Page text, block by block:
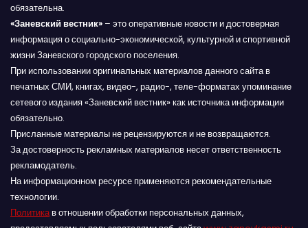
обязательна.
«Заневский вестник» – это оперативные новости и достоверная
информация о социально-экономической, культурной и спортивной
жизни Заневского городского поселения.
При использовании оригинальных материалов данного сайта в
печатных СМИ, книгах, видео-, радио-, теле-форматах упоминание
сетевого издания «Заневский вестник» как источника информации
обязательно.
Присланные материалы не рецензируются и не возвращаются.
За достоверность рекламных материалов несет ответственность
рекламодатель.
На информационном ресурсе применяются рекомендательные
технологии.
Политикав отношении обработки персональных данных,